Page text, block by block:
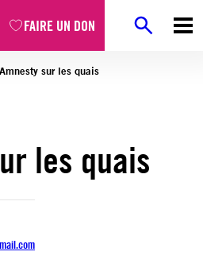
FAIRE UN DON
Amnesty sur les quais
les quais